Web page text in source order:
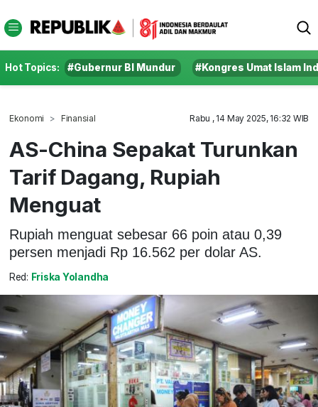
Hot Topics: #Gubernur BI Mundur #Kongres Umat Islam
Ekonomi Finansial Rabu , 14 May 2025, 16:32 WIB
AS-China Sepakat Turunkan
Tarif Dagang, Rupiah
Menguat
Rupiah menguat sebesar 66 poin atau 0,39
persen menjadi Rp 16.562 per dolar AS.
Red: Friska Yolandha